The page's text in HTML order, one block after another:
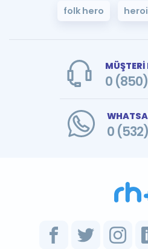
folk hero
MÜŞTERİ
0
0